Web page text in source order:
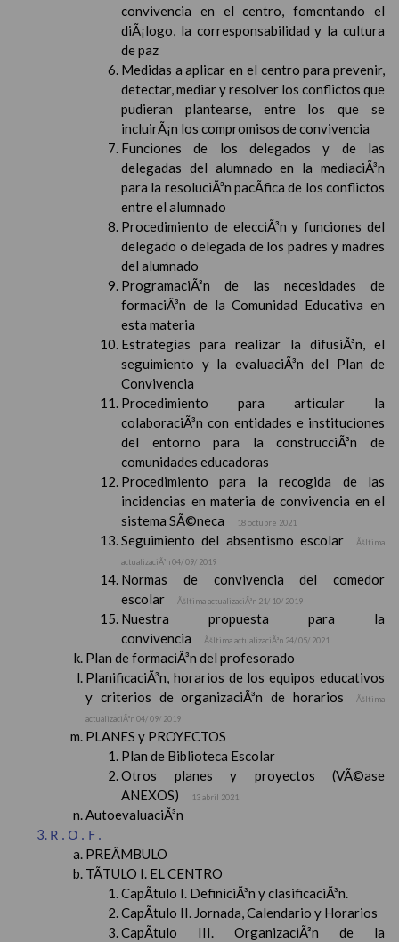
convivencia en el centro, fomentando el
diÃ¡logo, la corresponsabilidad y la cultura
de paz
Medidas a aplicar en el centro para prevenir,
detectar, mediar y resolver los conflictos que
pudieran plantearse, entre los que se
incluirÃ¡n los compromisos de convivencia
Funciones de los delegados y de las
delegadas del alumnado en la mediaciÃ³n
para la resoluciÃ³n pacÃ­fica de los conflictos
entre el alumnado
Procedimiento de elecciÃ³n y funciones del
delegado o delegada de los padres y madres
del alumnado
ProgramaciÃ³n de las necesidades de
formaciÃ³n de la Comunidad Educativa en
esta materia
Estrategias para realizar la difusiÃ³n, el
seguimiento y la evaluaciÃ³n del Plan de
Convivencia
Procedimiento para articular la
colaboraciÃ³n con entidades e instituciones
del entorno para la construcciÃ³n de
comunidades educadoras
Procedimiento para la recogida de las
incidencias en materia de convivencia en el
sistema SÃ©neca
18 octubre 2021
Seguimiento del absentismo escolar
Ãšltima
actualizaciÃ³n 04/ 09/ 2019
Normas de convivencia del comedor
escolar
Ãšltima actualizaciÃ³n 21/ 10/ 2019
Nuestra propuesta para la
convivencia
Ãšltima actualizaciÃ³n 24/ 05/ 2021
Plan de formaciÃ³n del profesorado
PlanificaciÃ³n, horarios de los equipos educativos
y criterios de organizaciÃ³n de horarios
Ãšltima
actualizaciÃ³n 04/ 09/ 2019
PLANES y PROYECTOS
Plan de Biblioteca Escolar
Otros planes y proyectos (VÃ©ase
ANEXOS)
13 abril 2021
AutoevaluaciÃ³n
R.O.F.
PREÃMBULO
TÃTULO I. EL CENTRO
CapÃ­tulo I. DefiniciÃ³n y clasificaciÃ³n.
CapÃ­tulo II. Jornada, Calendario y Horarios
CapÃ­tulo III. OrganizaciÃ³n de la